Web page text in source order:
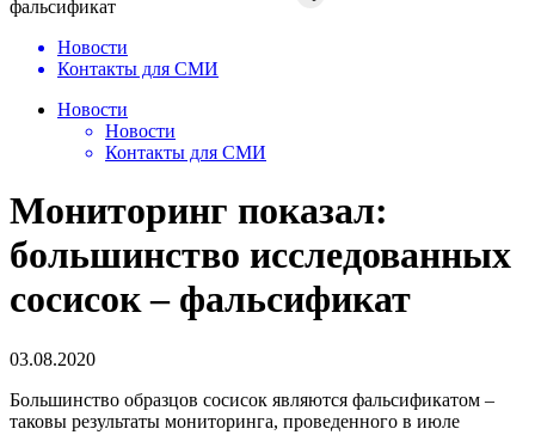
фальсификат
Новости
Контакты для СМИ
Новости
Новости
Контакты для СМИ
​Мониторинг показал:
большинство исследованных
сосисок – фальсификат
03.08.2020
Большинство образцов сосисок являются фальсификатом –
таковы результаты мониторинга, проведенного в июле